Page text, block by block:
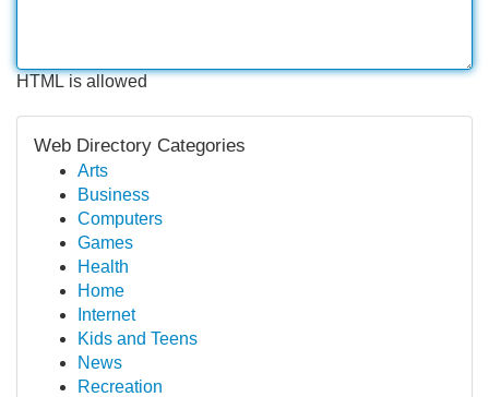
HTML is allowed
Web Directory Categories
Arts
Business
Computers
Games
Health
Home
Internet
Kids and Teens
News
Recreation